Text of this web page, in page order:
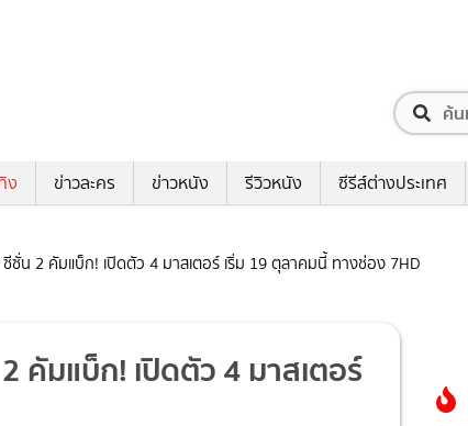
ง ข่าวละคร ข่าวหนัง รีวิวหนัง ซีรีส์ต่างประเทศ
ซีซั่น 2 คัมแบ็ก! เปิดตัว 4 มาสเตอร์ เริ่ม 19 ตุลาคมนี้ ทางช่อง 7HD
คัมแบ็ก! เปิดตัว 4 มาสเตอร์